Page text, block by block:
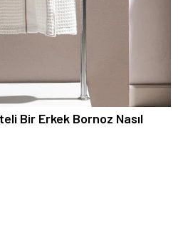
Bir Erkek Bornoz Nasıl